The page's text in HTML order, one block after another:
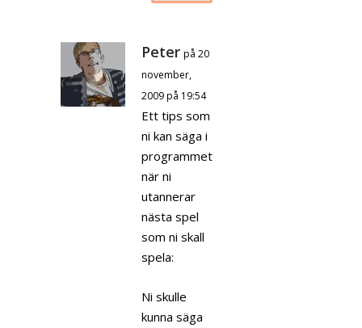
Peter på 20
november,
2009 på 19:54
Ett tips som
ni kan säga i
programmet
när ni
utannerar
nästa spel
som ni skall
spela:
Ni skulle
kunna säga